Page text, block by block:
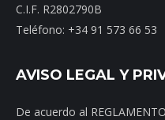
C.I.F. R2802790B
Teléfono: +34 91 573 66 53
AVISO LEGAL Y
De acuerdo al